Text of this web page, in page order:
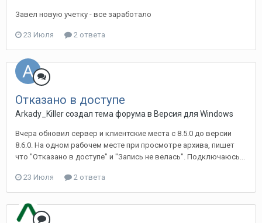
Завел новую учетку - все заработало
23 Июля 2 ответа
Отказано в доступе
Arkady_Killer создал тема форума в Версия для Windows
Вчера обновил сервер и клиентские места с 8.5.0 до версии
8.6.0. На одном рабочем месте при просмотре архива, пишет
что "Отказано в доступе" и "Запись не велась". Подключаюсь...
23 Июля 2 ответа